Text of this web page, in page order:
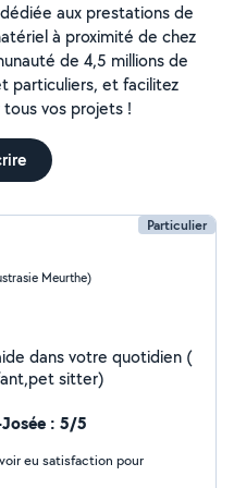
aux prestations de
à proximité de chez
de 4,5 millions de
particuliers, et facilitez
vos projets !
Particulier
Meurthe)
dans votre quotidien (
sitter)
: 5/5
eu satisfaction pour